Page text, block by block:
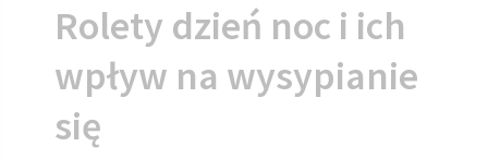
Rolety dzień noc i ich
wpływ na wysypianie
się